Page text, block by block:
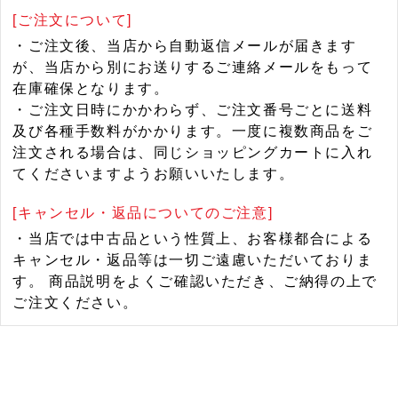
[ご注文について]
・ご注文後、当店から自動返信メールが届きます
が、当店から別にお送りするご連絡メールをもって
在庫確保となります。
・ご注文日時にかかわらず、ご注文番号ごとに送料
及び各種手数料がかかります。一度に複数商品をご
注文される場合は、同じショッピングカートに入れ
てくださいますようお願いいたします。
[キャンセル・返品についてのご注意]
・当店では中古品という性質上、お客様都合による
キャンセル・返品等は一切ご遠慮いただいておりま
す。 商品説明をよくご確認いただき、ご納得の上で
ご注文ください。